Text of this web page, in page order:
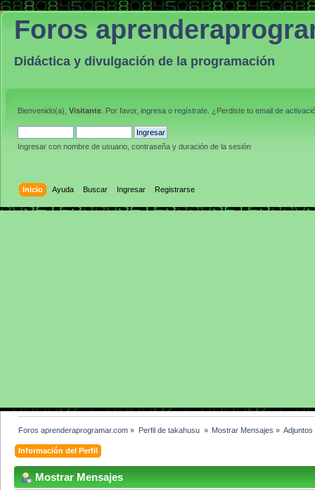
Foros
Didáctica y divulgación de la programación
Bienvenido(a), Visitante . Por favor, ingresa o regístrate . ¿Perdiste tu email de
Ingresar con nombre de usuario, contraseña y duración de la sesión
Inicio Ayuda Buscar Ingresar Registrarse
Foros aprenderaprogramar.com » Perfil de takahusu » Mostrar Mensajes » Adjuntos
Información del Perfil
Mostrar Mensajes